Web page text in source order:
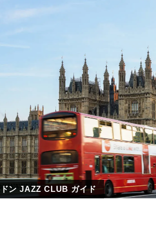
ドン JAZZ CLUB ガイド